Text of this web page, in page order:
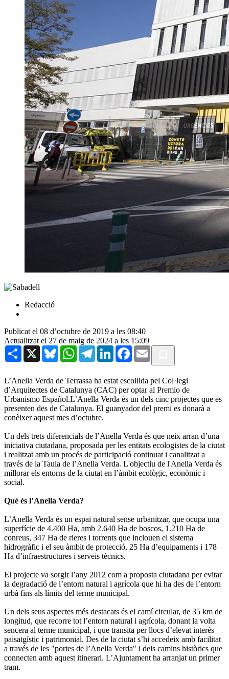
Redacció
Publicat el 08 d’octubre de 2019 a les 08:40
Actualitzat el 27 de maig de 2024 a les 15:09
Share X BlueskyWhatsAppTelegramLinkedInFacebook
Email
L’Anella Verda de Terrassa ha estat escollida pel Col·legi
d’Arquitectes de Catalunya (CAC) per optar al Premio de
Urbanismo Español.L’Anella Verda és un dels cinc projectes que es
presenten des de Catalunya. El guanyador del premi es donarà a
conèixer aquest mes d’octubre.
Un dels trets diferencials de l’Anella Verda és que neix arran d’una
iniciativa ciutadana, proposada per les entitats ecologistes de la ciutat
i realitzat amb un procés de participació continuat i canalitzat a
través de la Taula de l’Anella Verda. L'objectiu de l'Anella Verda és
millorar els entorns de la ciutat en l’àmbit ecològic, econòmic i
social.
Què és l’Anella Verda?
L’Anella Verda és un espai natural sense urbanitzar, que ocupa una
superfície de 4.400 Ha, amb 2.640 Ha de boscos, 1.210 Ha de
conreus, 347 Ha de rieres i torrents que inclouen el sistema
hidrogràfic i el seu àmbit de protecció, 25 Ha d’equipaments i 178
Ha d’infraestructures i serveis tècnics.
El projecte va sorgir l’any 2012 com a proposta ciutadana per evitar
la degradació de l’entorn natural i agrícola que hi ha des de l’entorn
urbà fins als límits del terme municipal.
Un dels seus aspectes més destacats és el camí circular, de 35 km de
longitud, que recorre tot l’entorn natural i agrícola, donant la volta
sencera al terme municipal, i que transita per llocs d’elevat interès
paisatgístic i patrimonial. Des de la ciutat s’hi accedeix amb facilitat
a través de les "portes de l’Anella Verda" i dels camins històrics que
connecten amb aquest itinerari. L’Ajuntament ha arranjat un primer
tram.